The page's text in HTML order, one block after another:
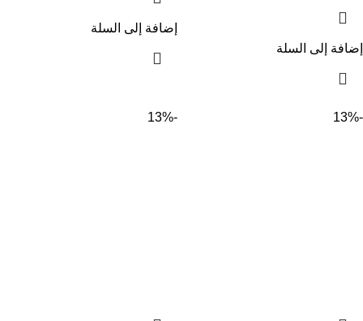
إضافة إلى السلة
إضافة إلى السلة
-13%
-13%